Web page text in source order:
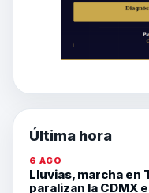
Última hora
6 AGO
Lluvias, marcha en
paralizan la CDMX